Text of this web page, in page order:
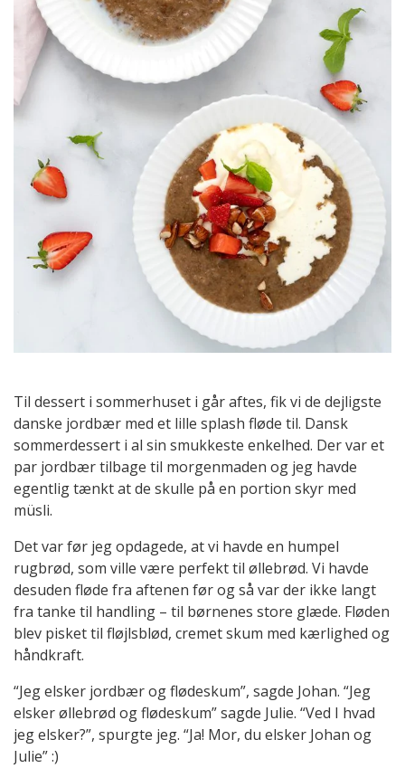
Til dessert i sommerhuset i går aftes, fik vi de dejligste
danske jordbær med et lille splash fløde til. Dansk
sommerdessert i al sin smukkeste enkelhed. Der var et
par jordbær tilbage til morgenmaden og jeg havde
egentlig tænkt at de skulle på en portion skyr med
müsli.
Det var før jeg opdagede, at vi havde en humpel
rugbrød, som ville være perfekt til øllebrød. Vi havde
desuden fløde fra aftenen før og så var der ikke langt
fra tanke til handling – til børnenes store glæde. Fløden
blev pisket til fløjlsblød, cremet skum med kærlighed og
håndkraft.
“Jeg elsker jordbær og flødeskum”, sagde Johan. “Jeg
elsker øllebrød og flødeskum” sagde Julie. “Ved I hvad
jeg elsker?”, spurgte jeg. “Ja! Mor, du elsker Johan og
Julie” :)